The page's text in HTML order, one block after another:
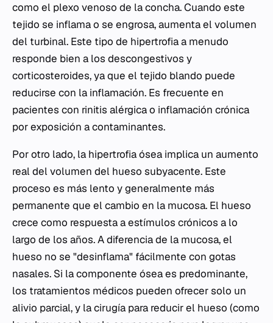
como el plexo venoso de la concha. Cuando este
tejido se inflama o se engrosa, aumenta el volumen
del turbinal. Este tipo de hipertrofia a menudo
responde bien a los descongestivos y
corticosteroides, ya que el tejido blando puede
reducirse con la inflamación. Es frecuente en
pacientes con rinitis alérgica o inflamación crónica
por exposición a contaminantes.
Por otro lado, la hipertrofia ósea implica un aumento
real del volumen del hueso subyacente. Este
proceso es más lento y generalmente más
permanente que el cambio en la mucosa. El hueso
crece como respuesta a estímulos crónicos a lo
largo de los años. A diferencia de la mucosa, el
hueso no se "desinflama" fácilmente con gotas
nasales. Si la componente ósea es predominante,
los tratamientos médicos pueden ofrecer solo un
alivio parcial, y la cirugía para reducir el hueso (como